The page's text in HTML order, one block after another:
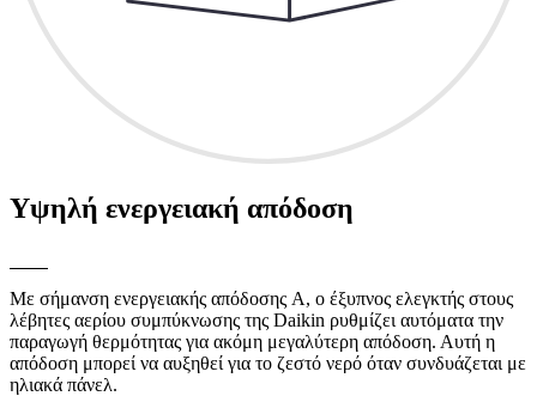
Υψηλή ενεργειακή απόδοση
Με σήμανση ενεργειακής απόδοσης A, ο έξυπνος ελεγκτής στους
λέβητες αερίου συμπύκνωσης της Daikin ρυθμίζει αυτόματα την
παραγωγή θερμότητας για ακόμη μεγαλύτερη απόδοση. Αυτή η
απόδοση μπορεί να αυξηθεί για το ζεστό νερό όταν συνδυάζεται με
ηλιακά πάνελ.